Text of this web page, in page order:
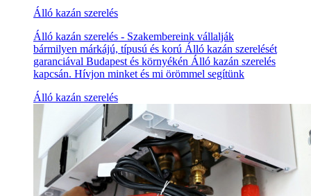
Álló kazán szerelés
Álló kazán szerelés - Szakembereink vállalják
bármilyen márkájú, típusú és korú Álló kazán szerelését
garanciával Budapest és környékén Álló kazán szerelés
kapcsán. Hívjon minket és mi örömmel segítünk
Álló kazán szerelés